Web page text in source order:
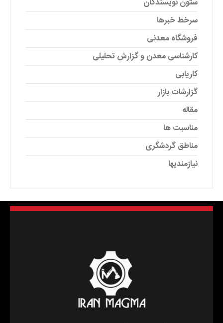
ستون نویسندگان
سرخط خبرها
فروشگاه معدنی
کارشناسی معدن و گزارش تحلیلی
کاریابی
گزارشات بازار
مقاله
مناسبت ها
مناطق گردشگری
نیازمندیها